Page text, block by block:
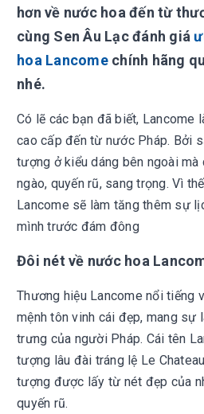
hơn về nước hoa đến từ
cùng Sen Âu Lạc đánh giá
hoa Lancome chính hãng
nhé.
Có lẽ các bạn đã biết, Lancome
cao cấp đến từ nước Pháp. Bởi
tượng ở kiểu dáng bên ngoài
ngào, quyến rũ, sang trọng. Vì
Lancome sẽ làm tăng thêm sự
mình trước đám đông
Đôi nét về nước hoa
Thương hiệu Lancome nổi tiếng
mệnh tôn vinh cái đẹp, mang sự
trưng của người Pháp. Cái tên
tượng lâu đài tráng lệ Le
tượng được lấy từ nét đẹp của
quyến rũ.